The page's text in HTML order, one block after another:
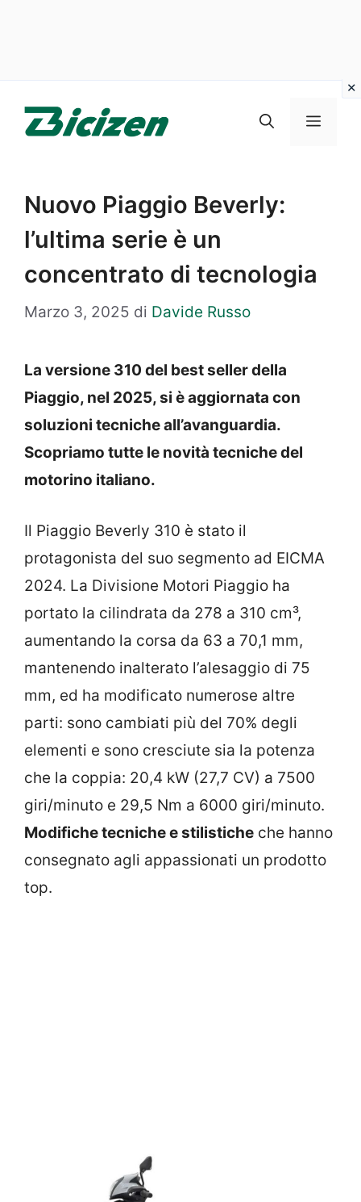
Menu
Nuovo Piaggio Beverly:
l’ultima serie è un
concentrato di tecnologia
Marzo 3, 2025 di Davide Russo
La versione 310 del best seller della
Piaggio, nel 2025, si è aggiornata con
soluzioni tecniche all’avanguardia.
Scopriamo tutte le novità tecniche del
motorino italiano.
Il Piaggio Beverly 310 è stato il
protagonista del suo segmento ad EICMA
2024. La Divisione Motori Piaggio ha
portato la cilindrata da 278 a 310 cm³,
aumentando la corsa da 63 a 70,1 mm,
mantenendo inalterato l’alesaggio di 75
mm, ed ha modificato numerose altre
parti: sono cambiati più del 70% degli
elementi e sono cresciute sia la potenza
che la coppia: 20,4 kW (27,7 CV) a 7500
giri/minuto e 29,5 Nm a 6000 giri/minuto.
Modifiche tecniche e stilistiche che hanno
consegnato agli appassionati un prodotto
top.